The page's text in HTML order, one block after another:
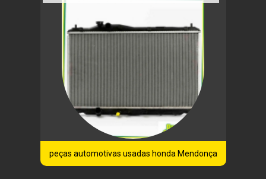
peças automotivas usadas honda Mendonça